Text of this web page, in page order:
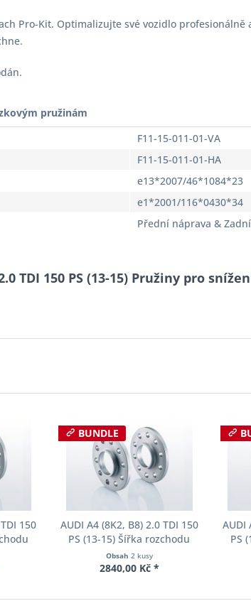
Pro-Kit. Optimalizujte své vozidlo
pružinám
F11-15-011-01-VA
F11-15-011-01-HA
e13*2007/46*1084*23
e1*2001/116*0430*34
Přední náprava &
TDI 150 PS (13-15) Pružiny pro
150
2-12-
BUNDLE
AUDI A4 (8K2, B8) 2.0 TDI 150
PS (13-15) Šířka rozchodu
Eibach Pro-Spacer S90-2-15-
017 System2 Tloušťka 15mm
Obsah 2 kusy
2840,00 Kč *
AUDI
PS
007